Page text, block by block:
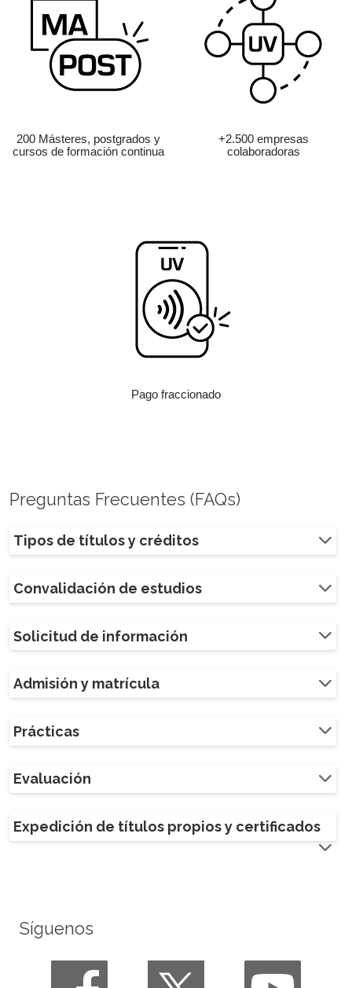
200 Másteres, postgrados y
cursos de formación continua
+2.500 empresas
colaboradoras
Pago fraccionado
Preguntas Frecuentes (FAQs)
Tipos de títulos y créditos
Convalidación de estudios
Solicitud de información
Admisión y matrícula
Prácticas
Evaluación
Expedición de títulos propios y certificados
Síguenos